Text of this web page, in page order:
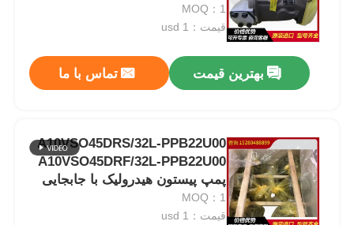
برای صنایع صنعتی
MOQ：1
قیمت：usd 1
بهترین قیمت تماس با ما
A10VSO45DRS/32L-PPB22U00
A10VSO45DRF/32L-PPB22U00
پمپ پیستون هیدرولیک با جابجایی
متغیر
MOQ：1
قیمت：usd 1